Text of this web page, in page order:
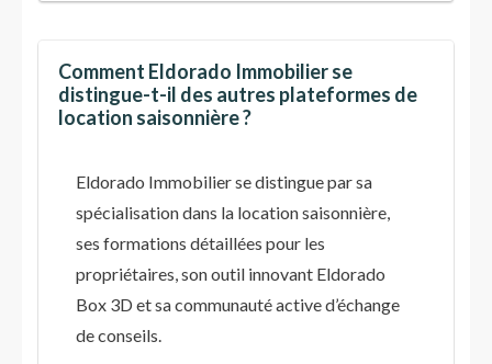
Comment Eldorado Immobilier se
distingue-t-il des autres plateformes de
location saisonnière ?
Eldorado Immobilier se distingue par sa
spécialisation dans la location saisonnière,
ses formations détaillées pour les
propriétaires, son outil innovant Eldorado
Box 3D et sa communauté active d’échange
de conseils.